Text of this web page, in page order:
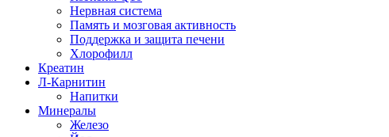
Нервная система
Память и мозговая активность
Поддержка и защита печени
Хлорофилл
Креатин
Л-Карнитин
Напитки
Минералы
Железо